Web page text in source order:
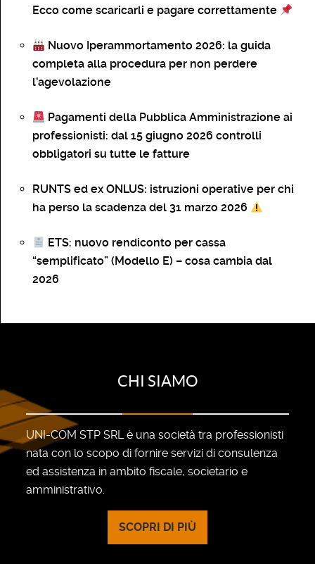
Ecco come scaricarli e pagare correttamente
Nuovo Iperammortamento 2026: la guida
completa alla procedura per non perdere
l’agevolazione
Pagamenti della Pubblica Amministrazione ai
professionisti: dal 15 giugno 2026 controlli
obbligatori su tutte le fatture
RUNTS ed ex ONLUS: istruzioni operative per chi
ha perso la scadenza del 31 marzo 2026
ETS: nuovo rendiconto per cassa
“semplificato” (Modello E) – cosa cambia dal
2026
CHI SIAMO
UNI-COM STP SRL è una società tra professionisti
nata con lo scopo di fornire servizi di consulenza
ed assistenza in ambito fiscale, societario e
amministrativo.
SCOPRI DI PIÙ